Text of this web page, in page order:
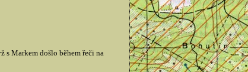
Markem došlo během řeči na